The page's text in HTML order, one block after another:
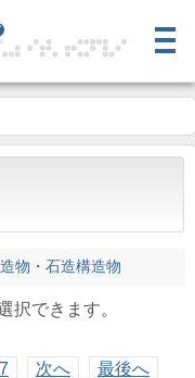
物・石造構造物
択できます。
7 次へ 最後へ